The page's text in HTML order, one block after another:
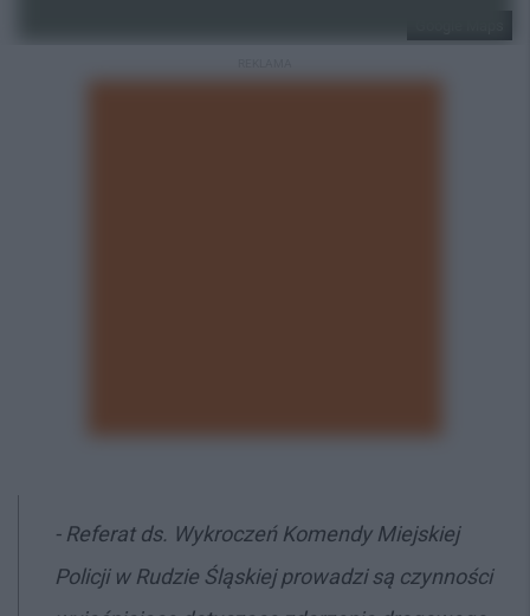
- Referat ds. Wykroczeń Komendy Miejskiej
Policji w Rudzie Śląskiej prowadzi są czynności